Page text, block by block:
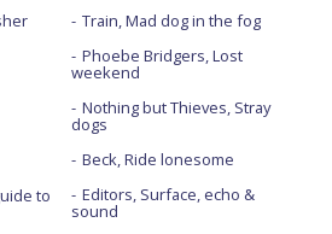
to
Train, Mad dog in the fog
Phoebe Bridgers, Lost
weekend
Nothing but Thieves, Stray
dogs
Beck, Ride lonesome
Editors, Surface, echo &
sound